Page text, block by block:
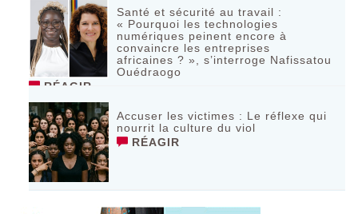
Santé et sécurité au travail :
« Pourquoi les technologies
numériques peinent encore à
convaincre les entreprises
africaines ? », s’interroge Nafissatou
Ouédraogo
RÉAGIR
Accuser les victimes : Le réflexe qui
nourrit la culture du viol
RÉAGIR